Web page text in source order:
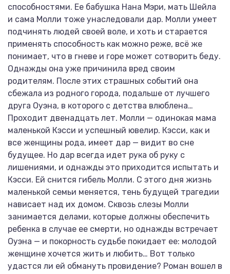
способностями. Ее бабушка Нана Мэри, мать Шейла
и сама Молли тоже унаследовали дар. Молли умеет
подчинять людей своей воле, и хоть и старается
применять способность как можно реже, всё же
понимает, что в гневе и горе может сотворить беду.
Однажды она уже причинила вред своим
родителям. После этих страшных событий она
сбежала из родного города, подальше от лучшего
друга Оуэна, в которого с детства влюблена…
Проходит двенадцать лет. Молли — одинокая мама
маленькой Кэсси и успешный ювелир. Кэсси, как и
все женщины рода, имеет дар — видит во сне
будущее. Но дар всегда идет рука об руку с
лишениями, и однажды это приходится испытать и
Кэсси. Ей снится гибель Молли. С этого дня жизнь
маленькой семьи меняется, тень будущей трагедии
нависает над их домом. Сквозь слезы Молли
занимается делами, которые должны обеспечить
ребенка в случае ее смерти, но однажды встречает
Оуэна — и покорность судьбе покидает ее: молодой
женщине хочется жить и любить… Вот только
удастся ли ей обмануть провидение? Роман вошел в